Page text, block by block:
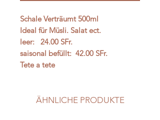
Schale Verträumt 500ml
Ideal für Müsli. Salat ect.
leer: 24.00 SFr.
saisonal befüllt: 42.00 SFr.
Tete a tete
ÄHNLICHE PRODUKTE